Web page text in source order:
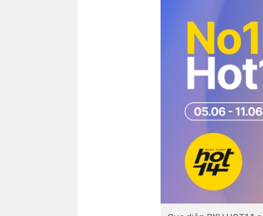
Cục diện BXH